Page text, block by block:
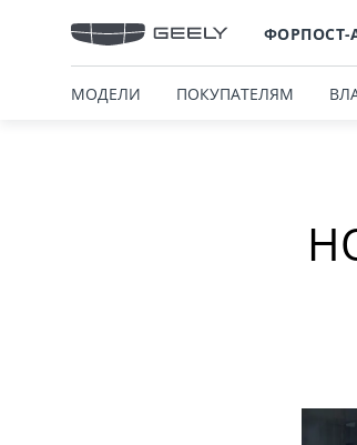
ФОРПОСТ-
МОДЕЛИ ПОКУПАТЕЛЯМ